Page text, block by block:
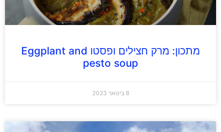
מתכון: מרק חצילים ופסטו Eggplant and
pesto soup
8 בינואר 2023